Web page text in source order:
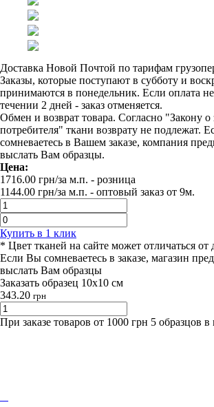
Доставка Новой Почтой по тарифам
Заказы, которые поступают в субботу и
принимаются в понедельник. Если оплата не
течении 2 дней - заказ отменяется.
Обмен и возврат товара. Согласно "Закону о
потребителя" ткани возврату не подлежат.
сомневаетесь в Вашем заказе, компания
выслать Вам образцы.
Цена:
1716.00 грн/за м.п. - розница
1144.00 грн/за м.п. - оптовый заказ от 9м.
Купить в 1 клик
* Цвет тканей на сайте может отличаться от
Если Вы сомневаетесь в заказе, магазин
выслать Вам образцы
Заказать образец 10х10 см
343.20 грн
При заказе товаров от 1000 грн 5 образцов в